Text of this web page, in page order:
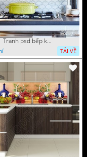
Tranh psd bếp khu chế biến đồ ăn
TẢI VỀ